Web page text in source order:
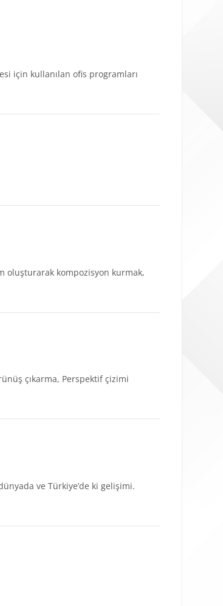
için kullanılan ofis programları
oluşturarak kompozisyon kurmak,
çıkarma, Perspektif çizimi
ve Türkiye’de ki gelişimi.